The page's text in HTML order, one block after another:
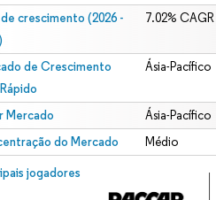
de crescimento (2026 -
7.02% CAGR
de Crescimento
Ásia-Pacífico
Mercado Ásia-Pacífico
do Mercado Médio
jogadores
© Mordor Intelligence. O reuso requer
conforme CC BY 4.0.